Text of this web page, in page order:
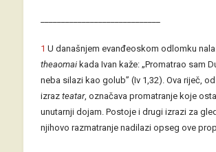
1 U današnjem evanđeoskom odlomku
theaomaikada Ivan kaže: „Promatrao sam
neba silazi kao golub” (Iv 1,32). Ova riječ,
izraz teatar, označava promatranje koje
unutarnji dojam. Postoje i drugi izrazi za
njihovo razmatranje nadilazi opseg ove